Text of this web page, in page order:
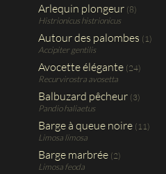
Arlequin plongeur (8)
Histrionicus histrionicus
Autour des palombes (1)
Accipiter gentilis
Avocette élégante (24)
Recurvirostra avosetta
Balbuzard pêcheur (3)
Pandio haliaetus
Barge à queue noire (11)
Limosa limosa
Barge marbrée (2)
Limosa feoda